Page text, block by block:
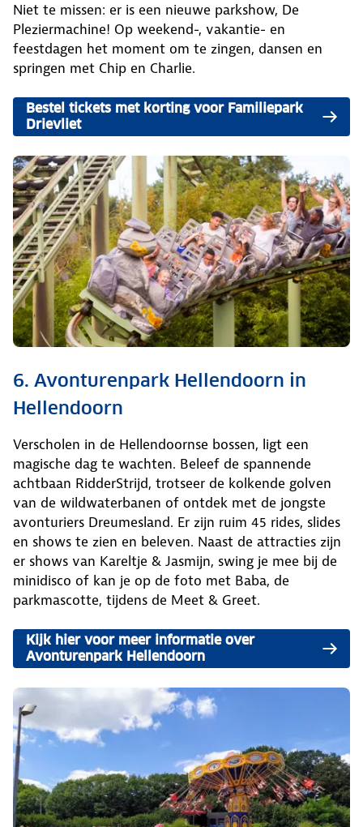
Niet te missen: er is een nieuwe parkshow, De
Pleziermachine! Op weekend-, vakantie- en
feestdagen het moment om te zingen, dansen en
springen met Chip en Charlie.
Bestel tickets met korting voor Familiepark
Drievliet
6. Avonturenpark Hellendoorn in
Hellendoorn
Verscholen in de Hellendoornse bossen, ligt een
magische dag te wachten. Beleef de spannende
achtbaan RidderStrijd, trotseer de kolkende golven
van de wildwaterbanen of ontdek met de jongste
avonturiers Dreumesland. Er zijn ruim 45 rides, slides
en shows te zien en beleven. Naast de attracties zijn
er shows van Kareltje & Jasmijn, swing je mee bij de
minidisco of kan je op de foto met Baba, de
parkmascotte, tijdens de Meet & Greet.
Kijk hier voor meer informatie over
Avonturenpark Hellendoorn